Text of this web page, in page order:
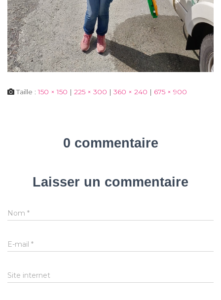
Taille :150 × 150 | 225 × 300 | 360 × 240 | 675 × 900
0 commentaire
Laisser un commentaire
Nom *
E-mail *
Site internet